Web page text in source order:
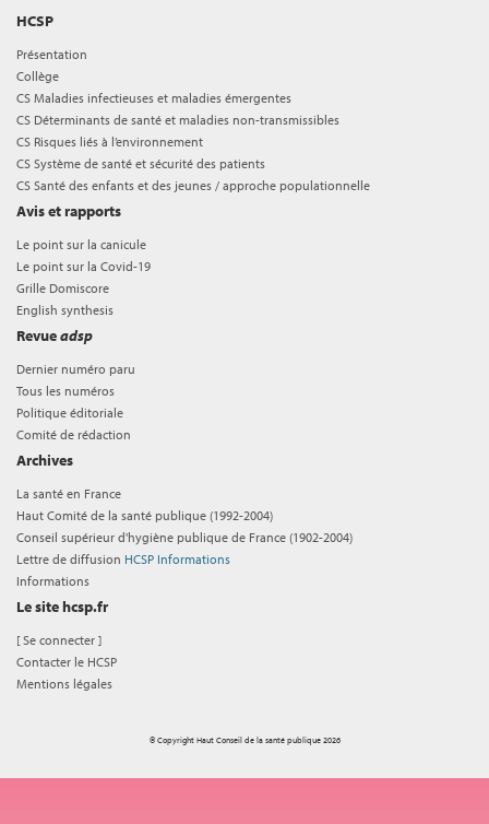
HCSP
Présentation
Collège
CS Maladies infectieuses et maladies émergentes
CS Déterminants de santé et maladies non-transmissibles
CS Risques liés à l’environnement
CS Système de santé et sécurité des patients
CS Santé des enfants et des jeunes / approche populationnelle
Avis et rapports
Le point sur la canicule
Le point sur la Covid-19
Grille Domiscore
English synthesis
Revueadsp
Dernier numéro paru
Tous les numéros
Politique éditoriale
Comité de rédaction
Archives
La santé en France
Haut Comité de la santé publique (1992-2004)
Conseil supérieur d'hygiène publique de France (1902-2004)
Lettre de diffusion HCSP Informations
Informations
Le site hcsp.fr
[Se connecter ]
Contacter le HCSP
Mentions légales
© Copyright Haut Conseil de la santé publique 2026